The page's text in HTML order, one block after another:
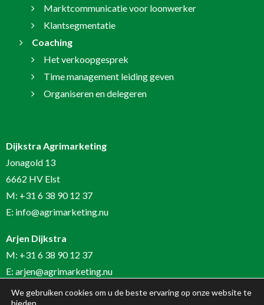
Marktcommunicatie voor loonwerker
Klantsegmentatie
Coaching
Het verkoopgesprek
Time management leiding geven
Organiseren en delegeren
Dijkstra Agrimarketing
Jonagold 13
6662 HV Elst
M: +31 6 38 90 12 37
E: info@agrimarketing.nu
Arjen Dijkstra
M: +31 6 38 90 12 37
E: arjen@agrimarketing.nu
We gebruiken cookies om u de beste ervaring op onze website te
bieden.